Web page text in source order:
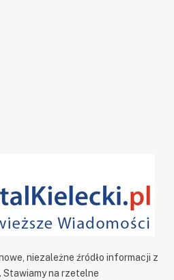
niezależne źródło informacji z
na rzetelne